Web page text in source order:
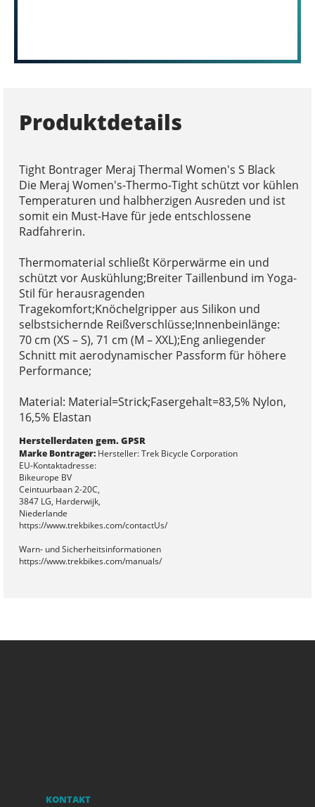
Produktdetails
Tight Bontrager Meraj Thermal Women's S Black
Die Meraj Women's-Thermo-Tight schützt vor kühlen
Temperaturen und halbherzigen Ausreden und ist
somit ein Must-Have für jede entschlossene
Radfahrerin.
Thermomaterial schließt Körperwärme ein und
schützt vor Auskühlung;Breiter Taillenbund im Yoga-
Stil für herausragenden
Tragekomfort;Knöchelgripper aus Silikon und
selbstsichernde Reißverschlüsse;Innenbeinlänge:
70 cm (XS – S), 71 cm (M – XXL);Eng anliegender
Schnitt mit aerodynamischer Passform für höhere
Performance;
Material: Material=Strick;Fasergehalt=83,5% Nylon,
16,5% Elastan
Herstellerdaten gem. GPSR
Marke Bontrager:Hersteller: Trek Bicycle Corporation
EU-Kontaktadresse:
Bikeurope BV
Ceintuurbaan 2-20C,
3847 LG, Harderwijk,
Niederlande
https://www.trekbikes.com/contactUs/
Warn- und Sicherheitsinformationen
https://www.trekbikes.com/manuals/
KONTAKT